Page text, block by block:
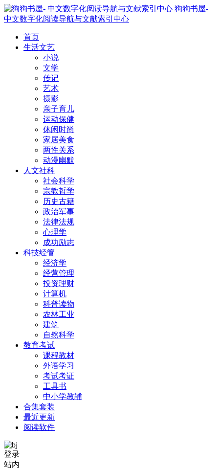
狗狗书屋-
中文数字化阅读导航与文献索引中心
首页
生活文艺
小说
文学
传记
艺术
摄影
亲子育儿
运动保健
休闲时尚
家居美食
两性关系
动漫幽默
人文社科
社会科学
宗教哲学
历史古籍
政治军事
法律法规
心理学
成功励志
科技经管
经济学
经营管理
投资理财
计算机
科普读物
农林工业
建筑
自然科学
教育考试
课程教材
外语学习
考试考证
工具书
中小学教辅
合集套装
最近更新
阅读软件
登录
站内